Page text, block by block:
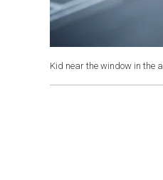
Kid near the window in the